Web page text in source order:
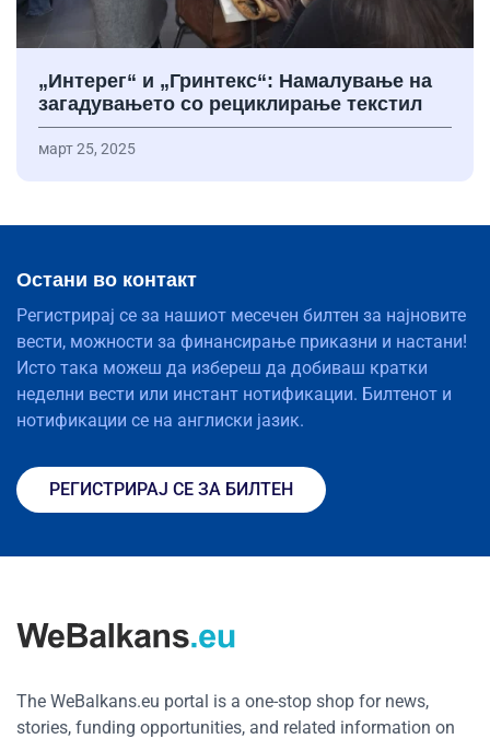
„Интерег“ и „Гринтекс“: Намалување на
загадувањето со рециклирање текстил
март 25, 2025
Остани во контакт
Регистрирај се за нашиот месечен билтен за најновите
вести, можности за финансирање приказни и настани!
Исто така можеш да избереш да добиваш кратки
неделни вести или инстант нотификации. Билтенот и
нотификации се на англиски јазик.
РЕГИСТРИРАЈ СЕ ЗА БИЛТЕН
The WeBalkans.eu portal is a one-stop shop for news,
stories, funding opportunities, and related information on